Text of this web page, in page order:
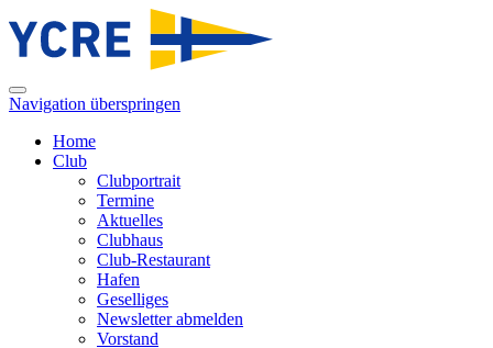
Navigation überspringen
Home
Club
Clubportrait
Termine
Aktuelles
Clubhaus
Club-Restaurant
Hafen
Geselliges
Newsletter abmelden
Vorstand